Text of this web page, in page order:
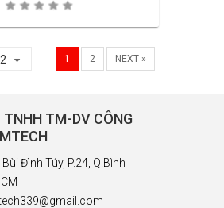
1 2 NEXT »
TNHH TM-DV CÔNG
Đình Túy, P.24, Q.Bình